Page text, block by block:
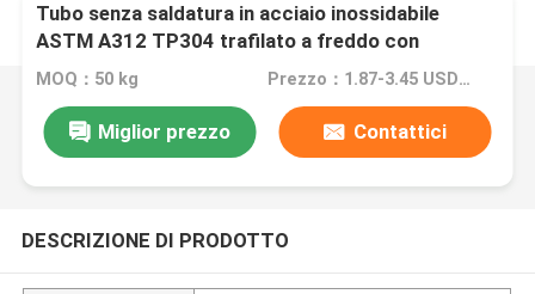
Tubo senza saldatura in acciaio inossidabile
ASTM A312 TP304 trafilato a freddo con
trattamento superficiale di decapaggio OD 6-
MOQ：50 kg Prezzo：1.87-3.45 USD/KG
Miglior prezzo Contattici
DESCRIZIONE DI PRODOTTO